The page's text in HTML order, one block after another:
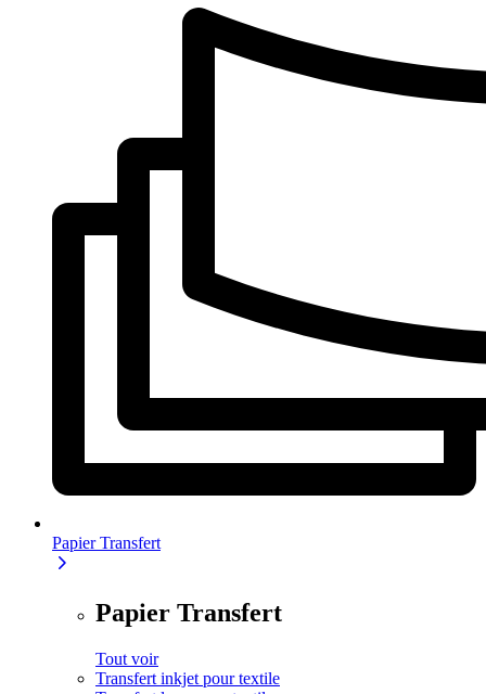
Papier Transfert
Papier Transfert
Tout voir
Transfert inkjet pour textile